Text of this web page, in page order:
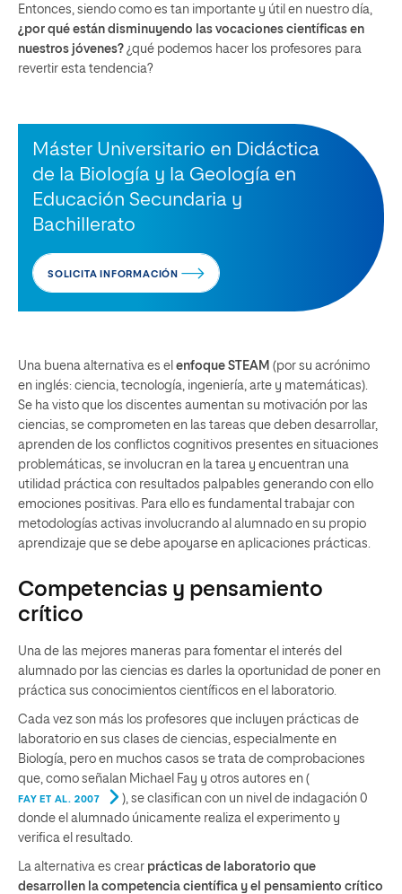
Entonces, siendo como es tan importante y útil en nuestro día,
¿por qué están disminuyendo las vocaciones científicas en
nuestros jóvenes? ¿qué podemos hacer los profesores para
revertir esta tendencia?
Máster Universitario en Didáctica
de la Biología y la Geología en
Educación Secundaria y
Bachillerato
SOLICITA INFORMACIÓN
Una buena alternativa es el enfoque STEAM (por su acrónimo
en inglés: ciencia, tecnología, ingeniería, arte y matemáticas).
Se ha visto que los discentes aumentan su motivación por las
ciencias, se comprometen en las tareas que deben desarrollar,
aprenden de los conflictos cognitivos presentes en situaciones
problemáticas, se involucran en la tarea y encuentran una
utilidad práctica con resultados palpables generando con ello
emociones positivas. Para ello es fundamental trabajar con
metodologías activas involucrando al alumnado en su propio
aprendizaje que se debe apoyarse en aplicaciones prácticas.
Competencias y pensamiento
crítico
Una de las mejores maneras para fomentar el interés del
alumnado por las ciencias es darles la oportunidad de poner en
práctica sus conocimientos científicos en el laboratorio.
Cada vez son más los profesores que incluyen prácticas de
laboratorio en sus clases de ciencias, especialmente en
Biología, pero en muchos casos se trata de comprobaciones
que, como señalan Michael Fay y otros autores en (
FAY ET AL. 2007
), se clasifican con un nivel de indagación 0
donde el alumnado únicamente realiza el experimento y
verifica el resultado.
La alternativa es crear prácticas de laboratorio que
desarrollen la competencia científica y el pensamiento crítico